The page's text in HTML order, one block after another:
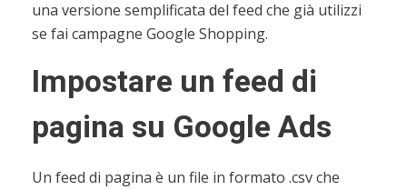
una versione semplificata del feed che già utilizzi
se fai campagne Google Shopping.
Impostare un feed di
pagina su Google Ads
Un feed di pagina è un file in formato .csv che